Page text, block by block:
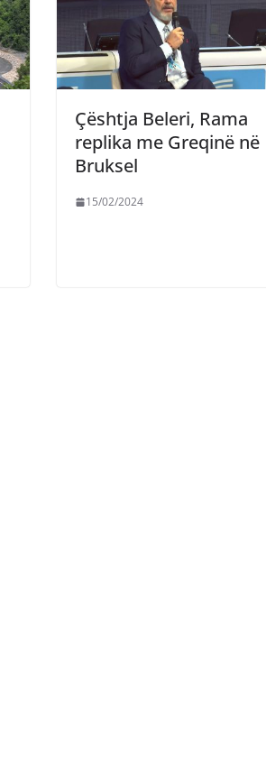
Çështja Beleri, Rama
replika me Greqinë në
Bruksel
15/02/2024